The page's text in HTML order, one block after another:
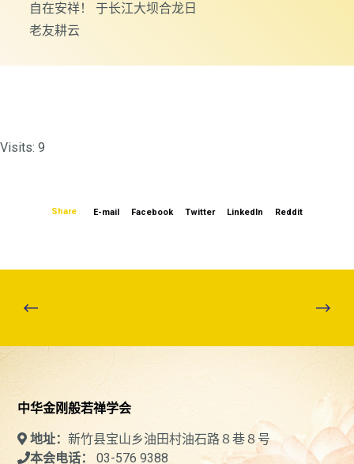
自在安祥！ 于长江大坝合龙日
老友耕云
Visits: 9
Share E-mail Facebook Twitter LinkedIn Reddit
中华金刚般若禅学会
地址：新竹县宝山乡油田村油石路８巷８号
本会电话： 03-576 9388